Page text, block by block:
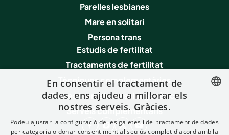
Parelles lesbianes
Mare en solitari
Persona trans
Estudis de fertilitat
Tractaments de fertilitat
Tècniques complementàries
Proves i serveis de salut genètica
Serveis complementaris
FRENCH
En consentir el tractament de
dades, ens ajudeu a millorar els
nostres serveis. Gràcies.
Podeu ajustar la configuració de les galetes i del tractament de dades
per categoria o donar consentiment al seu ús complet d'acord amb la